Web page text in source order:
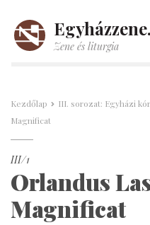
Zene és liturgia
Kezdőlap III. sorozat: Egyházi
Magnificat
III/1
Orlandus
Magnificat